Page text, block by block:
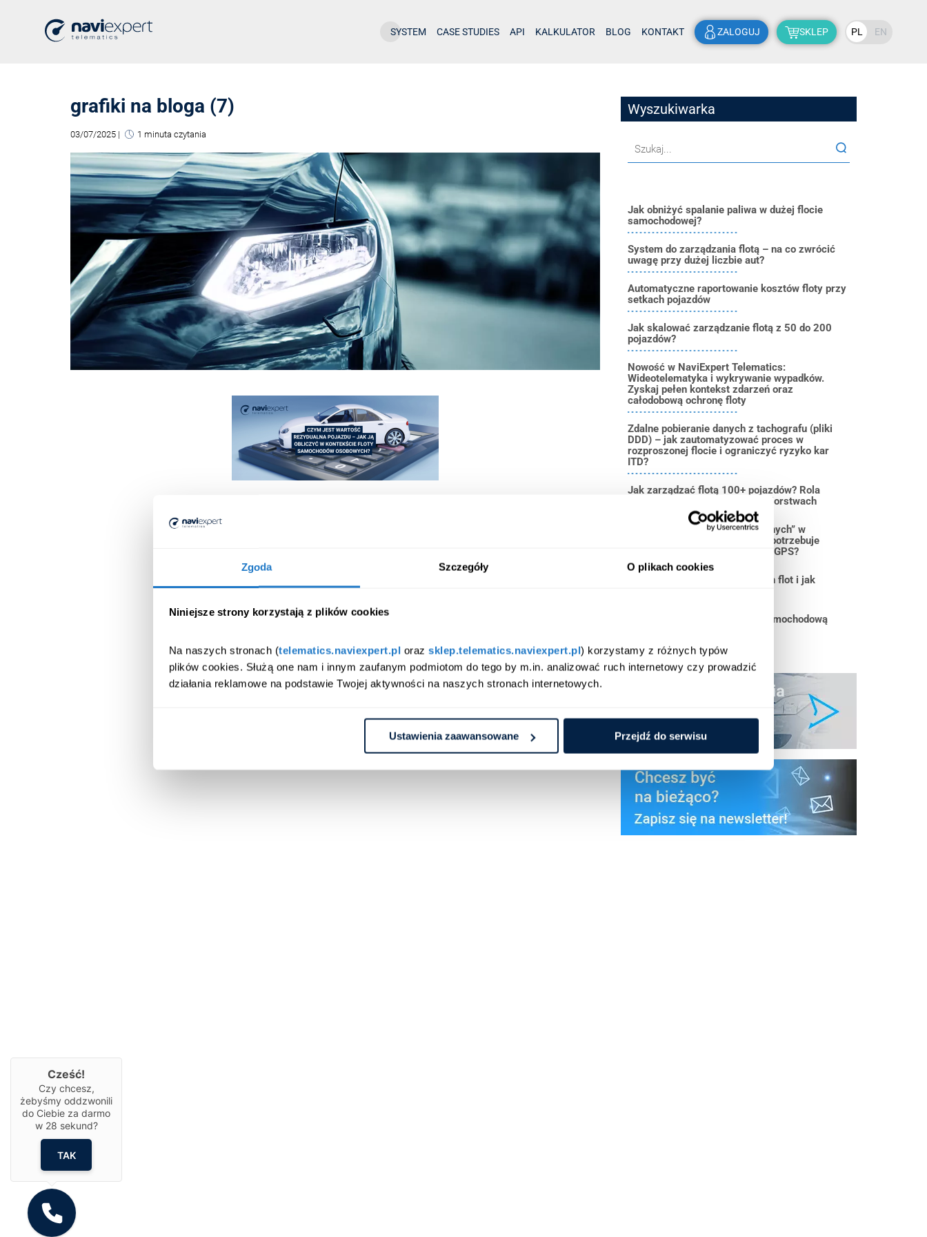
Zgoda Szczegóły O plikach cookies
Niniejsze strony korzystają z plików cookies
Na naszych stronach (telematics.naviexpert.pl oraz sklep.telematics.naviexpert.pl) korzystamy z różnych typów
plików cookies. Służą one nam i innym zaufanym podmiotom do tego by m.in. analizować ruch internetowy czy prowadzić
działania reklamowe na podstawie Twojej aktywności na naszych stronach internetowych.
Ustawienia zaawansowane Przejdź do serwisu
SYSTEM CASE STUDIES API KALKULATOR BLOG KONTAKT ZALOGUJ SKLEP PL EN
grafiki na bloga (7)
03/07/2025 | 1 minuta czytania
Wyszukiwarka
Jak obniżyć spalanie paliwa w dużej flocie
samochodowej?
System do zarządzania flotą – na co zwrócić
uwagę przy dużej liczbie aut?
Automatyczne raportowanie kosztów floty przy
setkach pojazdów
Jak skalować zarządzanie flotą z 50 do 200
pojazdów?
Nowość w NaviExpert Telematics:
Wideotelematyka i wykrywanie wypadków.
Zyskaj pełen kontekst zdarzeń oraz
całodobową ochronę floty
Zdalne pobieranie danych z tachografu (pliki
DDD) – jak zautomatyzować proces w
rozproszonej flocie i ograniczyć ryzyko kar
ITD?
Jak zarządzać flotą 100+ pojazdów? Rola
telematyki w dużych przedsiębiorstwach
Likwidacja „wysp technologicznych” w
logistyce. Dlaczego duża flota potrzebuje
jednego, spójnego ekosystemu GPS?
5 największych wyzwań dużych flot i jak
Skuteczne zarządzanie flotą samochodową
Cześć!
Czy chcesz,
żebyśmy oddzwonili
do Ciebie za darmo
w 28 sekund?
TAK